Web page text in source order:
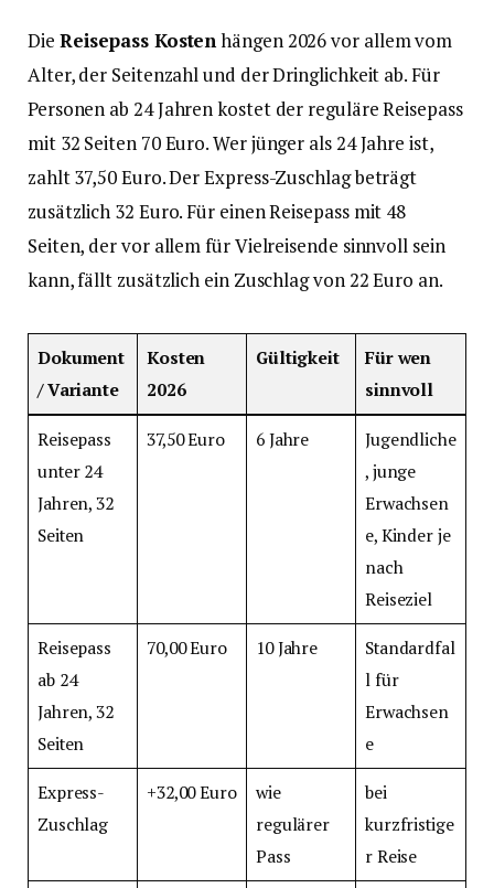
Die Reisepass Kosten hängen 2026 vor allem vom
Alter, der Seitenzahl und der Dringlichkeit ab. Für
Personen ab 24 Jahren kostet der reguläre Reisepass
mit 32 Seiten 70 Euro. Wer jünger als 24 Jahre ist,
zahlt 37,50 Euro. Der Express-Zuschlag beträgt
zusätzlich 32 Euro. Für einen Reisepass mit 48
Seiten, der vor allem für Vielreisende sinnvoll sein
kann, fällt zusätzlich ein Zuschlag von 22 Euro an.
Dokument
/ Variante
Kosten
2026
Gültigkeit
Für wen
sinnvoll
Reisepass
unter 24
Jahren, 32
Seiten
37,50 Euro 6 Jahre
Jugendliche
, junge
Erwachsen
e, Kinder je
nach
Reiseziel
Reisepass
ab 24
Jahren, 32
Seiten
70,00 Euro 10 Jahre
Standardfal
l für
Erwachsen
e
Express-
Zuschlag
+32,00 Euro
wie
regulärer
Pass
bei
kurzfristige
r Reise